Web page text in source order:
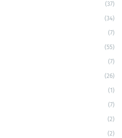
(37)
(34)
(7)
(55)
(7)
(26)
(1)
(7)
(2)
(2)